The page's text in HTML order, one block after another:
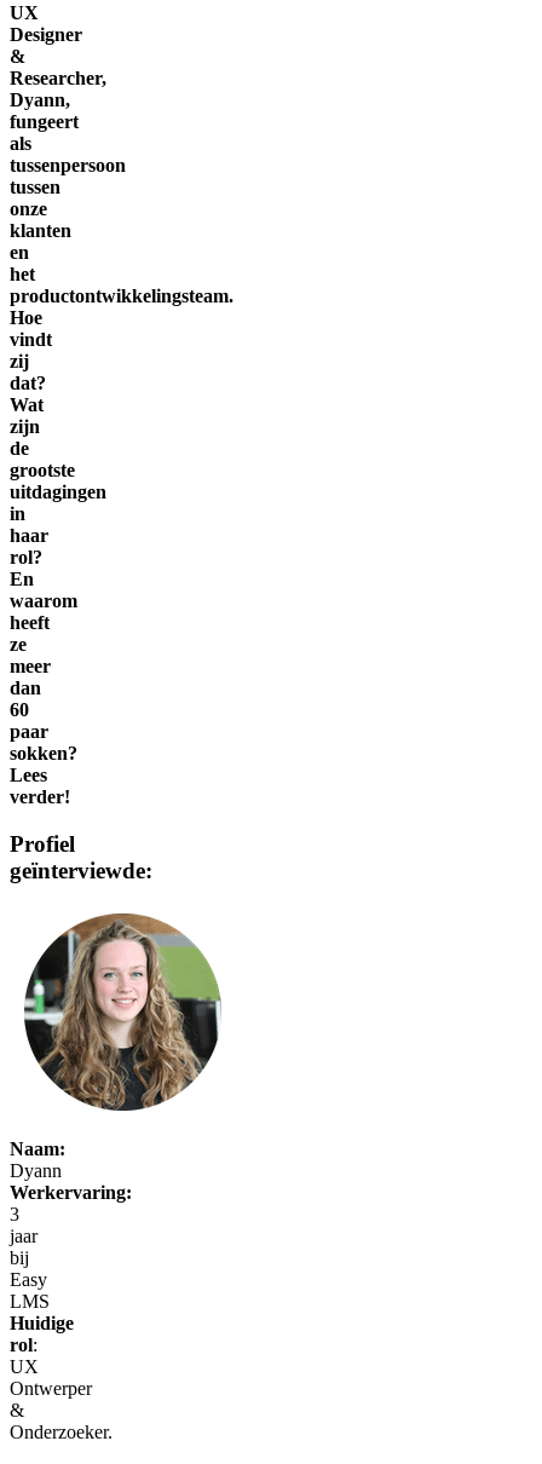
UX
Designer
&
Researcher,
Dyann,
fungeert
als
tussenpersoon
tussen
onze
klanten
en
het
productontwikkelingsteam.
Hoe
vindt
zij
dat?
Wat
zijn
de
grootste
uitdagingen
in
haar
rol?
En
waarom
heeft
ze
meer
dan
60
paar
sokken?
Lees
verder!
Profiel
geïnterviewde:
Naam:
Dyann
Werkervaring:
3
jaar
bij
Easy
LMS
Huidige
rol:
UX
Ontwerper
&
Onderzoeker.